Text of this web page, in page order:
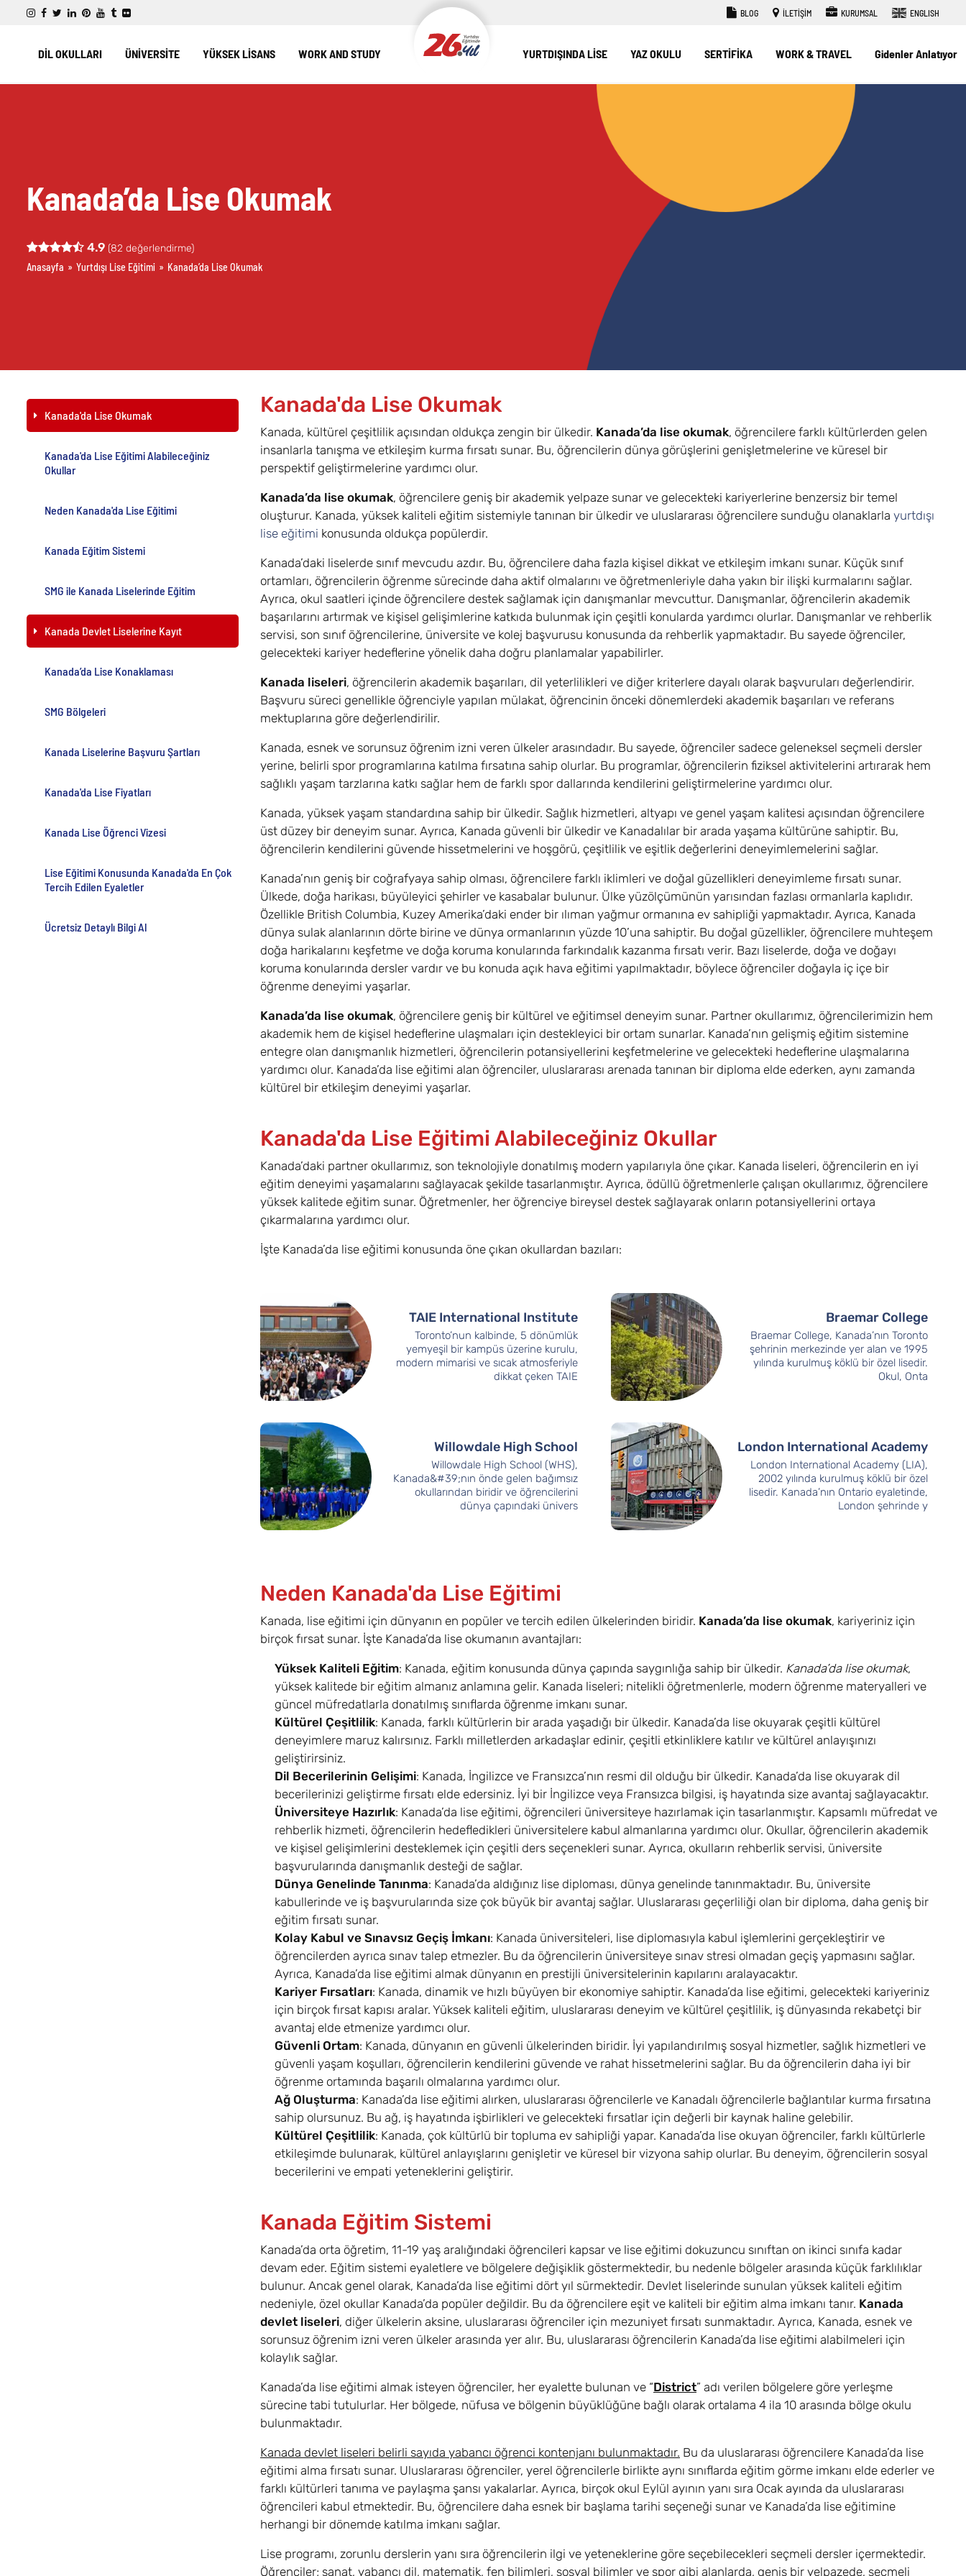
BLOG İLETİŞİM KURUMSAL ENGLISH
DİL OKULLARI ÜNİVERSİTE YÜKSEK LİSANS WORK AND STUDY YURTDIŞINDA LİSE YAZ OKULU SERTİFİKA WORK & TRAVEL Gidenler Anlatıyor
Kanada’da Lise Okumak
4.9 (82 değerlendirme)
Anasayfa » Yurtdışı Lise Eğitimi » Kanada’da Lise Okumak
Kanada'da Lise Okumak
Kanada'da Lise Eğitimi Alabileceğiniz
Okullar
Neden Kanada'da Lise Eğitimi
Kanada Eğitim Sistemi
SMG ile Kanada Liselerinde Eğitim
Kanada Devlet Liselerine Kayıt
Kanada’da Lise Konaklaması
SMG Bölgeleri
Kanada Liselerine Başvuru Şartları
Kanada'da Lise Fiyatları
Kanada Lise Öğrenci Vizesi
Lise Eğitimi Konusunda Kanada'da En Çok
Tercih Edilen Eyaletler
Ücretsiz Detaylı Bilgi Al
Kanada'da Lise Okumak
Kanada, kültürel çeşitlilik açısından oldukça zengin bir ülkedir. Kanada’da lise okumak, öğrencilere farklı kültürlerden gelen
insanlarla tanışma ve etkileşim kurma fırsatı sunar. Bu, öğrencilerin dünya görüşlerini genişletmelerine ve küresel bir
perspektif geliştirmelerine yardımcı olur.
Kanada’da lise okumak, öğrencilere geniş bir akademik yelpaze sunar ve gelecekteki kariyerlerine benzersiz bir temel
oluşturur. Kanada, yüksek kaliteli eğitim sistemiyle tanınan bir ülkedir ve uluslararası öğrencilere sunduğu olanaklarla yurtdışı
lise eğitimi konusunda oldukça popülerdir.
Kanada’daki liselerde sınıf mevcudu azdır. Bu, öğrencilere daha fazla kişisel dikkat ve etkileşim imkanı sunar. Küçük sınıf
ortamları, öğrencilerin öğrenme sürecinde daha aktif olmalarını ve öğretmenleriyle daha yakın bir ilişki kurmalarını sağlar.
Ayrıca, okul saatleri içinde öğrencilere destek sağlamak için danışmanlar mevcuttur. Danışmanlar, öğrencilerin akademik
başarılarını artırmak ve kişisel gelişimlerine katkıda bulunmak için çeşitli konularda yardımcı olurlar. Danışmanlar ve rehberlik
servisi, son sınıf öğrencilerine, üniversite ve kolej başvurusu konusunda da rehberlik yapmaktadır. Bu sayede öğrenciler,
gelecekteki kariyer hedeflerine yönelik daha doğru planlamalar yapabilirler.
Kanada liseleri, öğrencilerin akademik başarıları, dil yeterlilikleri ve diğer kriterlere dayalı olarak başvuruları değerlendirir.
Başvuru süreci genellikle öğrenciyle yapılan mülakat, öğrencinin önceki dönemlerdeki akademik başarıları ve referans
mektuplarına göre değerlendirilir.
Kanada, esnek ve sorunsuz öğrenim izni veren ülkeler arasındadır. Bu sayede, öğrenciler sadece geleneksel seçmeli dersler
yerine, belirli spor programlarına katılma fırsatına sahip olurlar. Bu programlar, öğrencilerin fiziksel aktivitelerini artırarak hem
sağlıklı yaşam tarzlarına katkı sağlar hem de farklı spor dallarında kendilerini geliştirmelerine yardımcı olur.
Kanada, yüksek yaşam standardına sahip bir ülkedir. Sağlık hizmetleri, altyapı ve genel yaşam kalitesi açısından öğrencilere
üst düzey bir deneyim sunar. Ayrıca, Kanada güvenli bir ülkedir ve Kanadalılar bir arada yaşama kültürüne sahiptir. Bu,
öğrencilerin kendilerini güvende hissetmelerini ve hoşgörü, çeşitlilik ve eşitlik değerlerini deneyimlemelerini sağlar.
Kanada’nın geniş bir coğrafyaya sahip olması, öğrencilere farklı iklimleri ve doğal güzellikleri deneyimleme fırsatı sunar.
Ülkede, doğa harikası, büyüleyici şehirler ve kasabalar bulunur. Ülke yüzölçümünün yarısından fazlası ormanlarla kaplıdır.
Özellikle British Columbia, Kuzey Amerika’daki ender bir ılıman yağmur ormanına ev sahipliği yapmaktadır. Ayrıca, Kanada
dünya sulak alanlarının dörte birine ve dünya ormanlarının yüzde 10’una sahiptir. Bu doğal güzellikler, öğrencilere muhteşem
doğa harikalarını keşfetme ve doğa koruma konularında farkındalık kazanma fırsatı verir. Bazı liselerde, doğa ve doğayı
koruma konularında dersler vardır ve bu konuda açık hava eğitimi yapılmaktadır, böylece öğrenciler doğayla iç içe bir
öğrenme deneyimi yaşarlar.
Kanada’da lise okumak, öğrencilere geniş bir kültürel ve eğitimsel deneyim sunar. Partner okullarımız, öğrencilerimizin hem
akademik hem de kişisel hedeflerine ulaşmaları için destekleyici bir ortam sunarlar. Kanada’nın gelişmiş eğitim sistemine
entegre olan danışmanlık hizmetleri, öğrencilerin potansiyellerini keşfetmelerine ve gelecekteki hedeflerine ulaşmalarına
yardımcı olur. Kanada’da lise eğitimi alan öğrenciler, uluslararası arenada tanınan bir diploma elde ederken, aynı zamanda
kültürel bir etkileşim deneyimi yaşarlar.
Kanada'da Lise Eğitimi Alabileceğiniz Okullar
Kanada’daki partner okullarımız, son teknolojiyle donatılmış modern yapılarıyla öne çıkar. Kanada liseleri, öğrencilerin en iyi
eğitim deneyimi yaşamalarını sağlayacak şekilde tasarlanmıştır. Ayrıca, ödüllü öğretmenlerle çalışan okullarımız, öğrencilere
yüksek kalitede eğitim sunar. Öğretmenler, her öğrenciye bireysel destek sağlayarak onların potansiyellerini ortaya
çıkarmalarına yardımcı olur.
İşte Kanada’da lise eğitimi konusunda öne çıkan okullardan bazıları:
TAIE International Institute
Toronto’nun kalbinde, 5 dönümlük
yemyeşil bir kampüs üzerine kurulu,
modern mimarisi ve sıcak atmosferiyle
dikkat çeken TAIE
Braemar College
Braemar College, Kanada’nın Toronto
şehrinin merkezinde yer alan ve 1995
yılında kurulmuş köklü bir özel lisedir.
Okul, Onta
Willowdale High School
Willowdale High School (WHS),
Kanada&#39;nın önde gelen bağımsız
okullarından biridir ve öğrencilerini
dünya çapındaki ünivers
London International Academy
London International Academy (LIA),
2002 yılında kurulmuş köklü bir özel
lisedir. Kanada’nın Ontario eyaletinde,
London şehrinde y
Neden Kanada'da Lise Eğitimi
Kanada, lise eğitimi için dünyanın en popüler ve tercih edilen ülkelerinden biridir. Kanada’da lise okumak, kariyeriniz için
birçok fırsat sunar. İşte Kanada’da lise okumanın avantajları:
Yüksek Kaliteli Eğitim: Kanada, eğitim konusunda dünya çapında saygınlığa sahip bir ülkedir. Kanada’da lise okumak,
yüksek kalitede bir eğitim almanız anlamına gelir. Kanada liseleri; nitelikli öğretmenlerle, modern öğrenme materyalleri ve
güncel müfredatlarla donatılmış sınıflarda öğrenme imkanı sunar.
Kültürel Çeşitlilik: Kanada, farklı kültürlerin bir arada yaşadığı bir ülkedir. Kanada’da lise okuyarak çeşitli kültürel
deneyimlere maruz kalırsınız. Farklı milletlerden arkadaşlar edinir, çeşitli etkinliklere katılır ve kültürel anlayışınızı
geliştirirsiniz.
Dil Becerilerinin Gelişimi: Kanada, İngilizce ve Fransızca’nın resmi dil olduğu bir ülkedir. Kanada’da lise okuyarak dil
becerilerinizi geliştirme fırsatı elde edersiniz. İyi bir İngilizce veya Fransızca bilgisi, iş hayatında size avantaj sağlayacaktır.
Üniversiteye Hazırlık: Kanada’da lise eğitimi, öğrencileri üniversiteye hazırlamak için tasarlanmıştır. Kapsamlı müfredat ve
rehberlik hizmeti, öğrencilerin hedefledikleri üniversitelere kabul almanlarına yardımcı olur. Okullar, öğrencilerin akademik
ve kişisel gelişimlerini desteklemek için çeşitli ders seçenekleri sunar. Ayrıca, okulların rehberlik servisi, üniversite
başvurularında danışmanlık desteği de sağlar.
Dünya Genelinde Tanınma: Kanada’da aldığınız lise diploması, dünya genelinde tanınmaktadır. Bu, üniversite
kabullerinde ve iş başvurularında size çok büyük bir avantaj sağlar. Uluslararası geçerliliği olan bir diploma, daha geniş bir
eğitim fırsatı sunar.
Kolay Kabul ve Sınavsız Geçiş İmkanı: Kanada üniversiteleri, lise diplomasıyla kabul işlemlerini gerçekleştirir ve
öğrencilerden ayrıca sınav talep etmezler. Bu da öğrencilerin üniversiteye sınav stresi olmadan geçiş yapmasını sağlar.
Ayrıca, Kanada’da lise eğitimi almak dünyanın en prestijli üniversitelerinin kapılarını aralayacaktır.
Kariyer Fırsatları: Kanada, dinamik ve hızlı büyüyen bir ekonomiye sahiptir. Kanada’da lise eğitimi, gelecekteki kariyeriniz
için birçok fırsat kapısı aralar. Yüksek kaliteli eğitim, uluslararası deneyim ve kültürel çeşitlilik, iş dünyasında rekabetçi bir
avantaj elde etmenize yardımcı olur.
Güvenli Ortam: Kanada, dünyanın en güvenli ülkelerinden biridir. İyi yapılandırılmış sosyal hizmetler, sağlık hizmetleri ve
güvenli yaşam koşulları, öğrencilerin kendilerini güvende ve rahat hissetmelerini sağlar. Bu da öğrencilerin daha iyi bir
öğrenme ortamında başarılı olmalarına yardımcı olur.
Ağ Oluşturma: Kanada’da lise eğitimi alırken, uluslararası öğrencilerle ve Kanadalı öğrencilerle bağlantılar kurma fırsatına
sahip olursunuz. Bu ağ, iş hayatında işbirlikleri ve gelecekteki fırsatlar için değerli bir kaynak haline gelebilir.
Kültürel Çeşitlilik: Kanada, çok kültürlü bir topluma ev sahipliği yapar. Kanada’da lise okuyan öğrenciler, farklı kültürlerle
etkileşimde bulunarak, kültürel anlayışlarını genişletir ve küresel bir vizyona sahip olurlar. Bu deneyim, öğrencilerin sosyal
becerilerini ve empati yeteneklerini geliştirir.
Kanada Eğitim Sistemi
Kanada’da orta öğretim, 11-19 yaş aralığındaki öğrencileri kapsar ve lise eğitimi dokuzuncu sınıftan on ikinci sınıfa kadar
devam eder. Eğitim sistemi eyaletlere ve bölgelere değişiklik göstermektedir, bu nedenle bölgeler arasında küçük farklılıklar
bulunur. Ancak genel olarak, Kanada’da lise eğitimi dört yıl sürmektedir. Devlet liselerinde sunulan yüksek kaliteli eğitim
nedeniyle, özel okullar Kanada’da popüler değildir. Bu da öğrencilere eşit ve kaliteli bir eğitim alma imkanı tanır. Kanada
devlet liseleri, diğer ülkelerin aksine, uluslararası öğrenciler için mezuniyet fırsatı sunmaktadır. Ayrıca, Kanada, esnek ve
sorunsuz öğrenim izni veren ülkeler arasında yer alır. Bu, uluslararası öğrencilerin Kanada’da lise eğitimi alabilmeleri için
kolaylık sağlar.
Kanada’da lise eğitimi almak isteyen öğrenciler, her eyalette bulunan ve “District” adı verilen bölgelere göre yerleşme
sürecine tabi tutulurlar. Her bölgede, nüfusa ve bölgenin büyüklüğüne bağlı olarak ortalama 4 ila 10 arasında bölge okulu
bulunmaktadır.
Kanada devlet liseleri belirli sayıda yabancı öğrenci kontenjanı bulunmaktadır. Bu da uluslararası öğrencilere Kanada’da lise
eğitimi alma fırsatı sunar. Uluslararası öğrenciler, yerel öğrencilerle birlikte aynı sınıflarda eğitim görme imkanı elde ederler ve
farklı kültürleri tanıma ve paylaşma şansı yakalarlar. Ayrıca, birçok okul Eylül ayının yanı sıra Ocak ayında da uluslararası
öğrencileri kabul etmektedir. Bu, öğrencilere daha esnek bir başlama tarihi seçeneği sunar ve Kanada’da lise eğitimine
herhangi bir dönemde katılma imkanı sağlar.
Lise programı, zorunlu derslerin yanı sıra öğrencilerin ilgi ve yeteneklerine göre seçebilecekleri seçmeli dersler içermektedir.
Öğrenciler; sanat, yabancı dil, matematik, fen bilimleri, sosyal bilimler ve spor gibi alanlarda, geniş bir yelpazede, seçmeli